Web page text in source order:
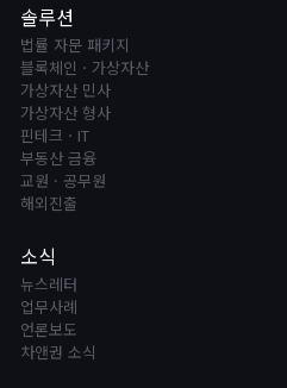
솔루션
법률 자문 패키지
블록체인ㆍ가상자산
가상자산 민사
가상자산 형사
핀테크ㆍIT
부동산 금융
교원 · 공무원
해외진출
소식
뉴스레터
업무사례
언론보도
차앤권 소식